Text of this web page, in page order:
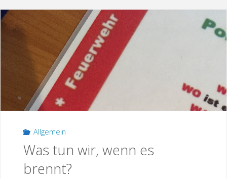
ist
Weihnachtszeit"
Allgemein
Was tun wir, wenn es
brennt?